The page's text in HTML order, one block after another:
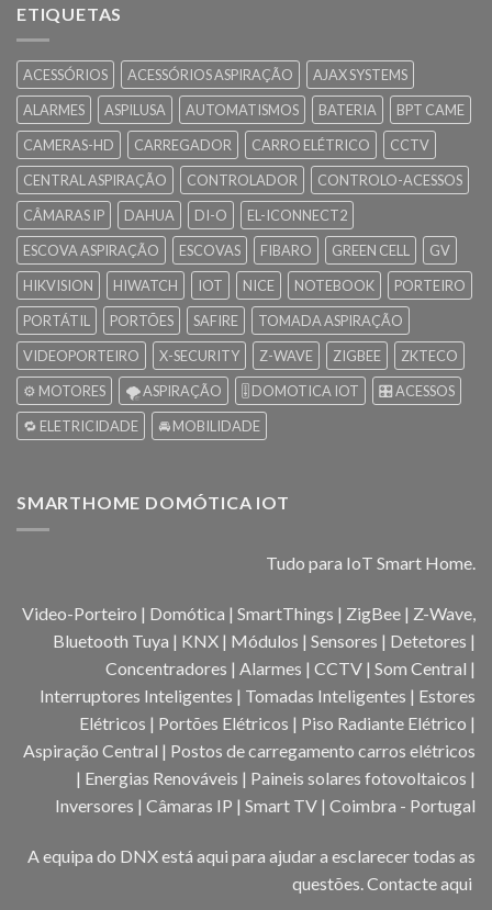
ETIQUETAS
ACESSÓRIOS ACESSÓRIOS ASPIRAÇÃO
AJAX SYSTEMS
ALARMES
ASPILUSA AUTOMATISMOS BATERIA
BPT CAME
CAMERAS-HD
CARREGADOR CARRO ELÉTRICO
CCTV
CENTRAL ASPIRAÇÃO
CONTROLADOR
CONTROLO-ACESSOS
CÂMARAS IP
DAHUA DI-O
EL-ICONNECT2
ESCOVA ASPIRAÇÃO
ESCOVAS FIBARO GREEN CELL
GV
HIKVISION
HIWATCH IOT NICE NOTEBOOK
PORTEIRO
PORTÁTIL
PORTÕES SAFIRE
TOMADA ASPIRAÇÃO
VIDEOPORTEIRO
X-SECURITY Z-WAVE ZIGBEE
ZKTECO
⚙️ MOTORES
🌪️ ASPIRAÇÃO 🎚️ DOMOTICA IOT
🎛️ ACESSOS
🔁 ELETRICIDADE
🚘 MOBILIDADE
SMARTHOME DOMÓTICA IOT
Tudo para IoT Smart Home.
Video-Porteiro | Domótica | SmartThings | ZigBee | Z-Wave,
Bluetooth Tuya | KNX | Módulos | Sensores | Detetores |
Concentradores | Alarmes | CCTV | Som Central |
Interruptores Inteligentes | Tomadas Inteligentes | Estores
Elétricos | Portões Elétricos | Piso Radiante Elétrico |
Aspiração Central | Postos de carregamento carros elétricos
| Energias Renováveis | Paineis solares fotovoltaicos |
Inversores | Câmaras IP | Smart TV | Coimbra - Portugal
A equipa do DNX está aqui para ajudar a esclarecer todas as
questões. Contacte aqui